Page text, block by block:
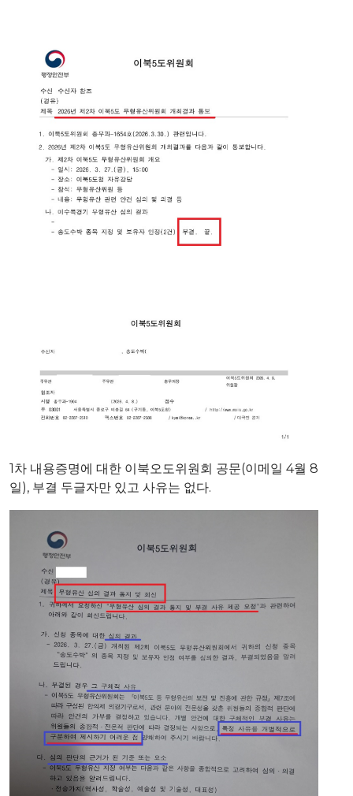
1차 내용증명에 대한 이북오도위원회 공문(이메일 4월 8
일), 부결 두글자만 있고 사유는 없다.